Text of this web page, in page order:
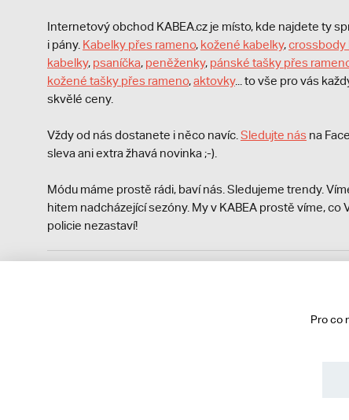
Internetový obchod KABEA.cz je místo, kde najdete ty
i pány. Kabelky přes rameno, kožené kabelky,crossbody
kabelky, psaníčka, peněženky, pánské tašky přes
kožené tašky přes rameno,aktovky... to vše pro vás
skvělé ceny.
Vždy od nás dostanete i něco navíc. Sledujte nás na
sleva ani extra žhavá novinka ;-).
Módu máme prostě rádi, baví nás. Sledujeme trendy.
hitem nadcházející sezóny. My v KABEA prostě víme, co
policie nezastaví!
Zároveň je povinen zaevidovat přijatou tržbu u správce
Pro co